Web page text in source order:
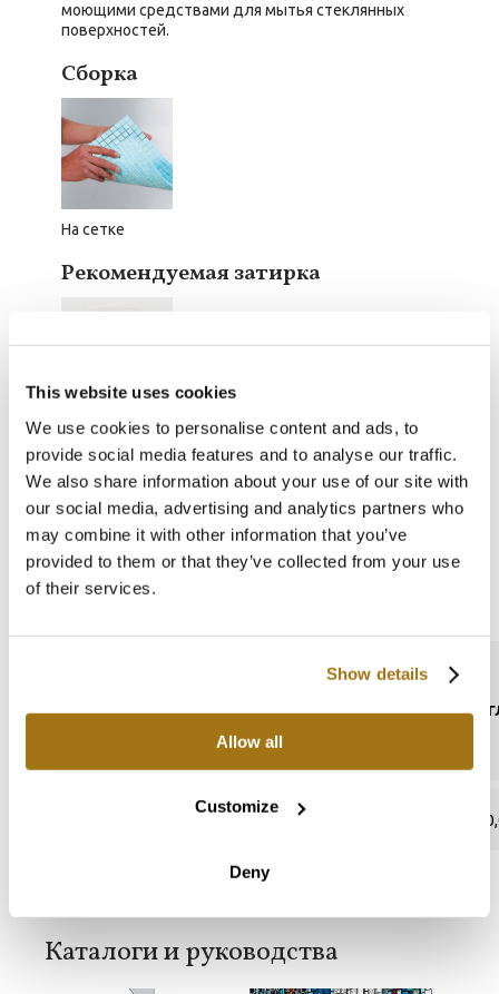
This website uses cookies
We use cookies to personalise content and ads, to
provide social media features and to analyse our traffic.
We also share information about your use of our site with
our social media, advertising and analytics partners who
may combine it with other information that you’ve
provided to them or that they’ve collected from your use
of their services.
Show details
Allow all
Customize
Deny
моющими средствами для мытья стеклянных
поверхностей.
Сборка
На сетке
Рекомендуемая затирка
Verde Salvia 400
Цена 2.5kg:
Расход m2 : 1,2 kg/m2
Техническая спецификация
СОДЕРЖАНИЕ СВИНЦА
Каталоги и руководства